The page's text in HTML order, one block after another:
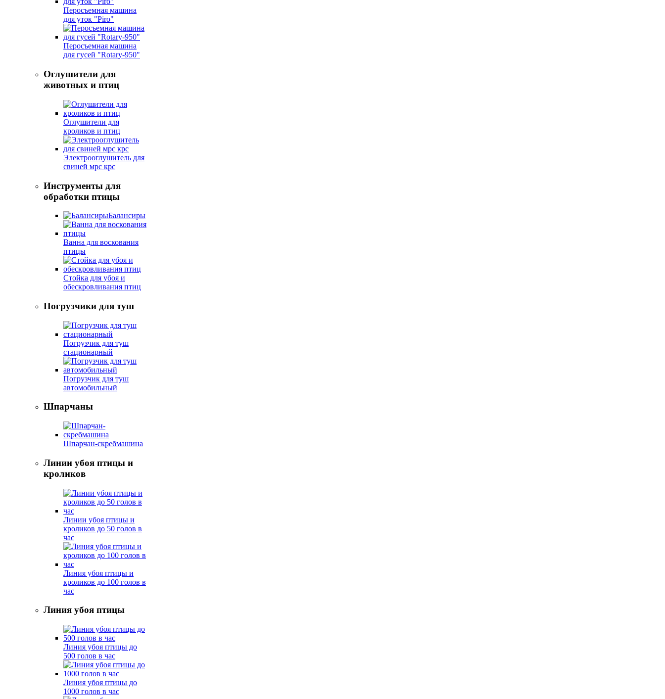
Перосъемная машина
для уток "Piro"
Перосъемная машина
для гусей "Rotary-950"
Оглушители для
животных и птиц
Оглушители для
кроликов и птиц
Электрооглушитель для
свиней мрс крс
Инструменты для
обработки птицы
Балансиры
Ванна для воскования
птицы
Стойка для убоя и
обескровливания птиц
Погрузчики для туш
Погрузчик для туш
стационарный
Погрузчик для туш
автомобильный
Шпарчаны
Шпарчан-скребмашина
Линии убоя птицы и
кроликов
Линии убоя птицы и
кроликов до 50 голов в
час
Линия убоя птицы и
кроликов до 100 голов в
час
Линия убоя птицы
Линия убоя птицы до
500 голов в час
Линия убоя птицы до
1000 голов в час